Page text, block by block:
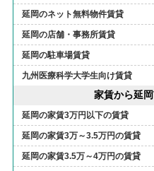
延岡のネット無料物件賃貸
延岡の店舗・事務所賃貸
延岡の駐車場賃貸
九州医療科学大学生向け賃貸
家賃から延
延岡の家賃3万円以下の賃貸
延岡の家賃3万～3.5万円の賃貸
延岡の家賃3.5万～4万円の賃貸